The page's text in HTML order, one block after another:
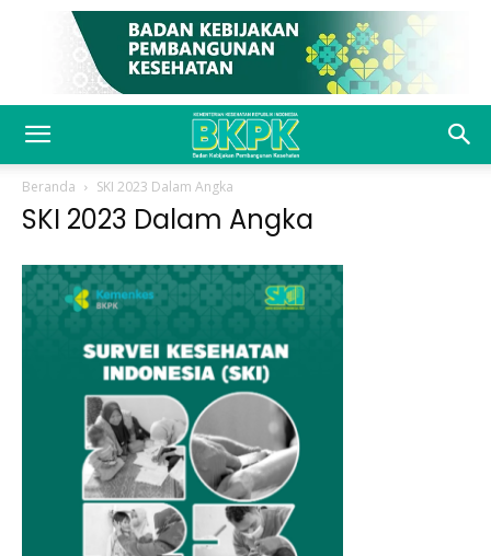
Beranda SKI 2023 Dalam Angka
SKI 2023 Dalam Angka